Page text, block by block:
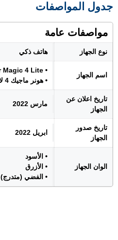
جدول المواصفات
مواصفات عامة
نوع الجهاز هاتف ذكي
اسم الجهاز
• Honor Magic 4 Lite
• هونر ماجيك 4 لايت
تاريخ اعلان عن
الجهاز
مارس 2022
تاريخ صدور
الجهاز
ابريل 2022
الوان الجهاز
• الأسود
• الأزرق
• الفضي (متدرج)